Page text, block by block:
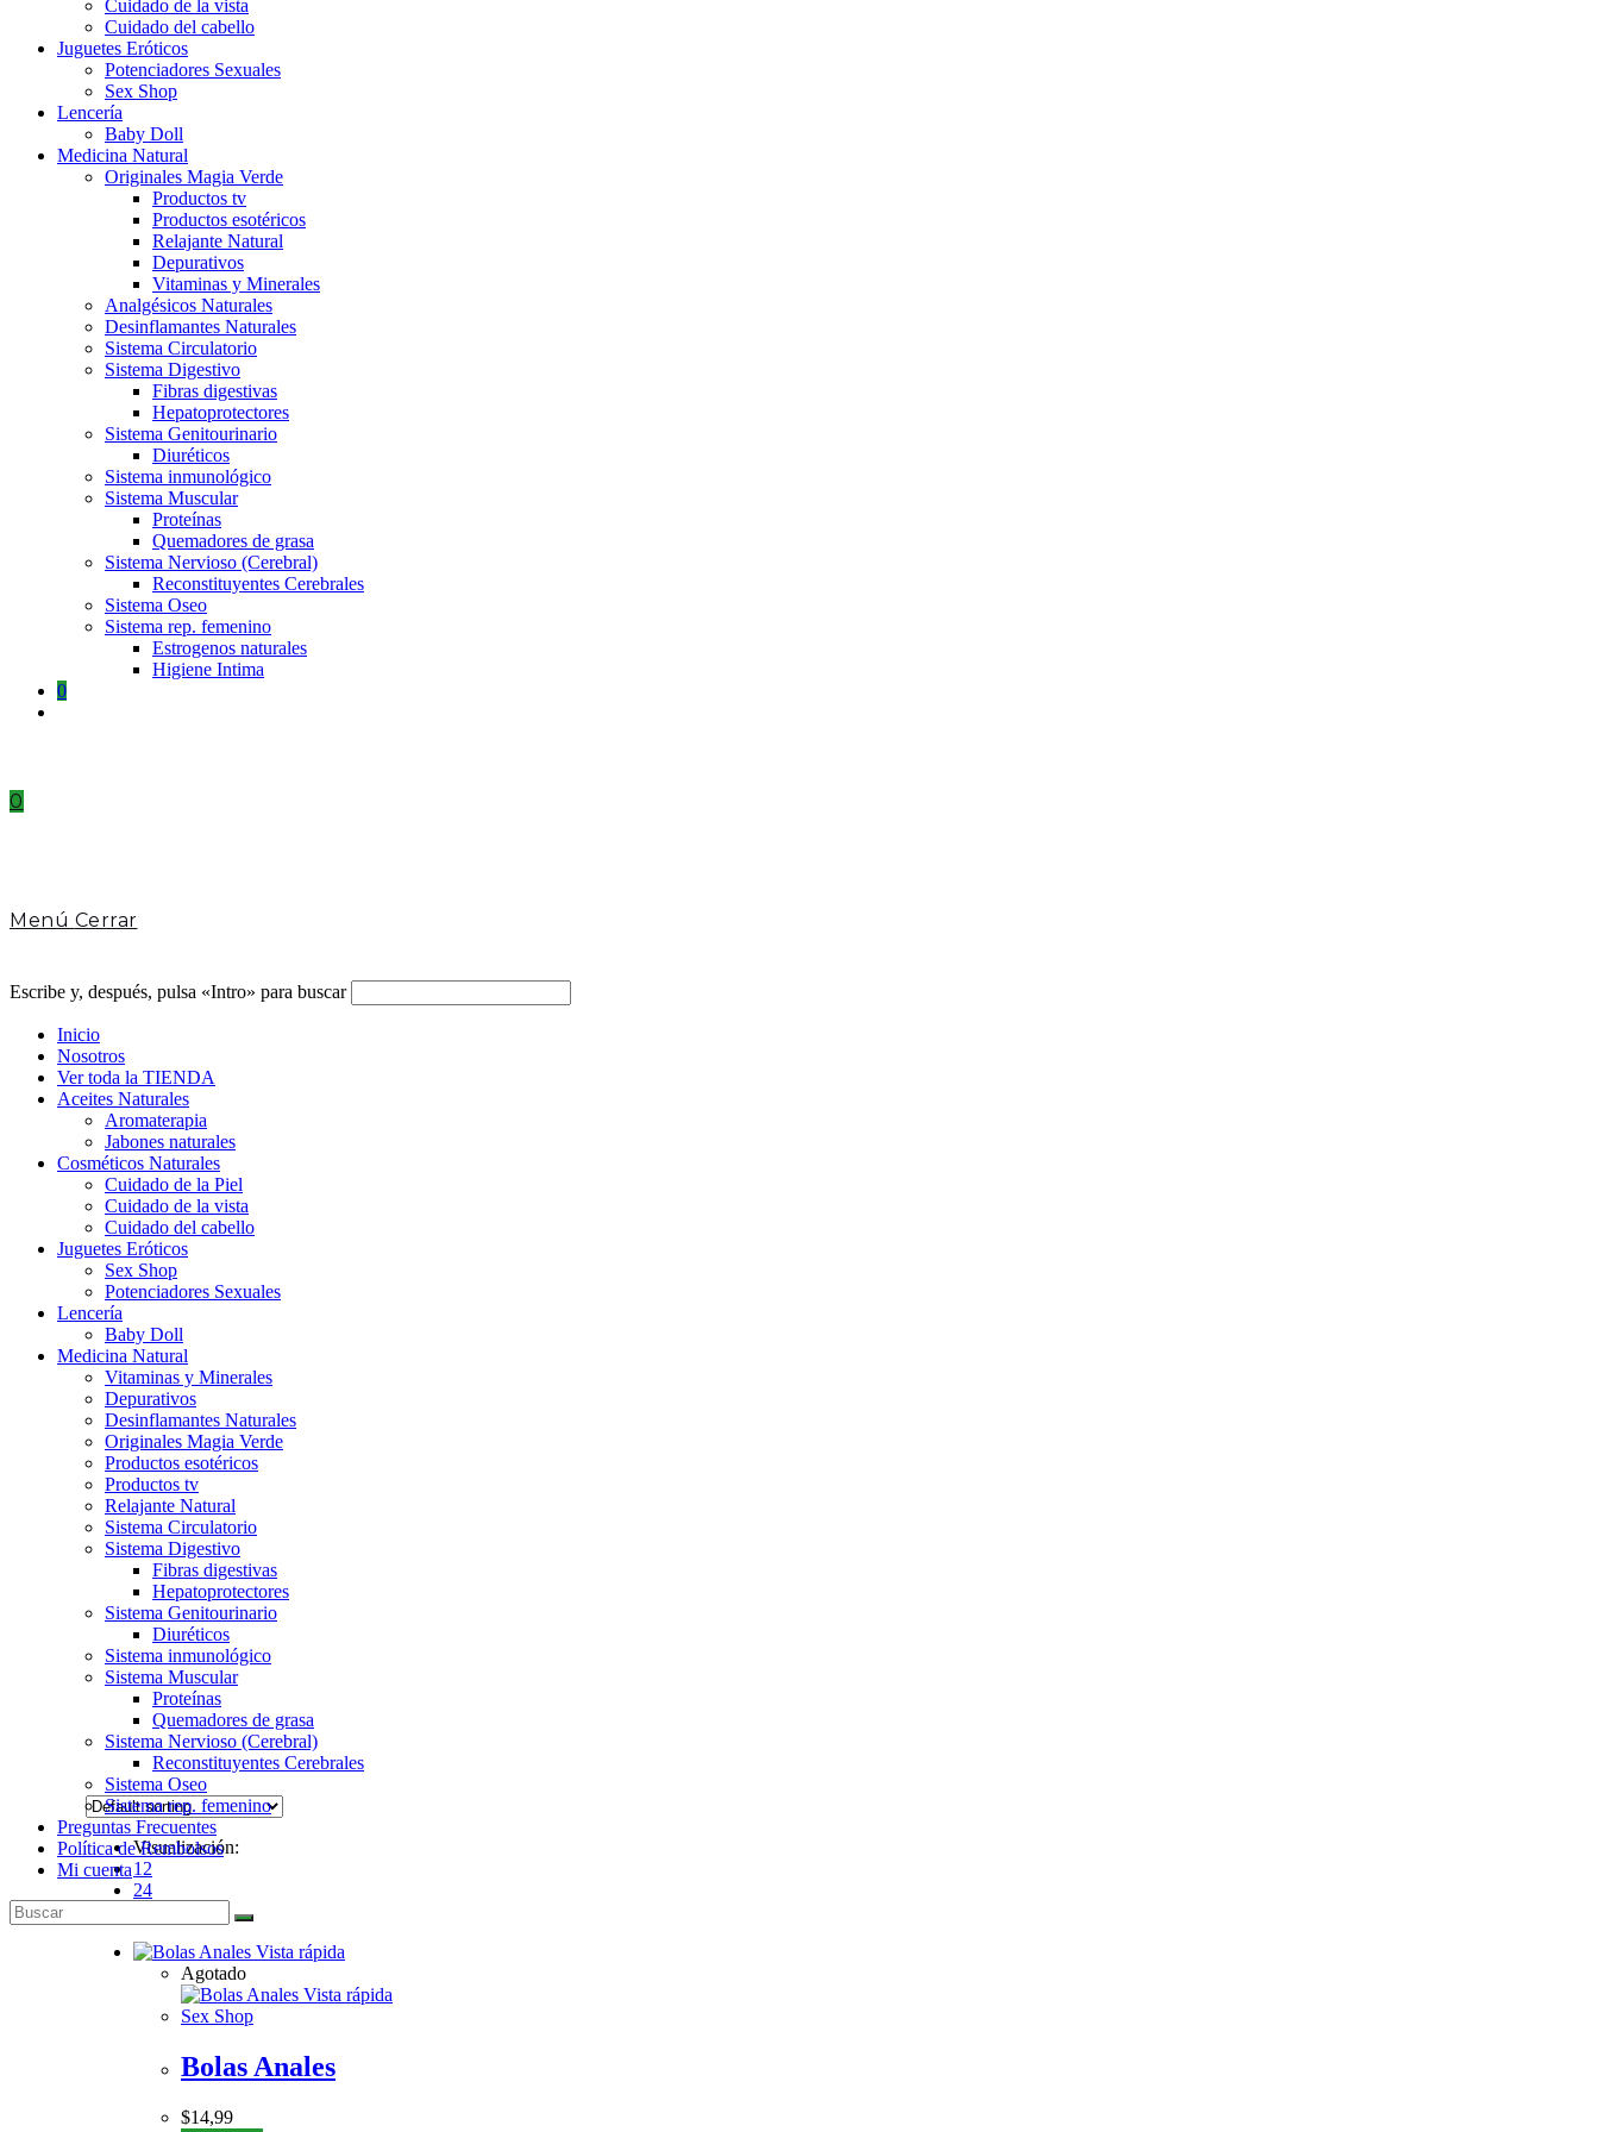
Cuidado de la vista
Cuidado del cabello
Juguetes Eróticos
Potenciadores Sexuales
Sex Shop
Lencería
Baby Doll
Medicina Natural
Originales Magia Verde
Productos tv
Productos esotéricos
Relajante Natural
Depurativos
Vitaminas y Minerales
Analgésicos Naturales
Desinflamantes Naturales
Sistema Circulatorio
Sistema Digestivo
Fibras digestivas
Hepatoprotectores
Sistema Genitourinario
Diuréticos
Sistema inmunológico
Sistema Muscular
Proteínas
Quemadores de grasa
Sistema Nervioso (Cerebral)
Reconstituyentes Cerebrales
Sistema Oseo
Sistema rep. femenino
Estrogenos naturales
Higiene Intima
0
0
Menú Cerrar
Escribe y, después, pulsa «Intro» para buscar
Inicio
Nosotros
Ver toda la TIENDA
Aceites Naturales
Aromaterapia
Jabones naturales
Cosméticos Naturales
Cuidado de la Piel
Cuidado de la vista
Cuidado del cabello
Juguetes Eróticos
Sex Shop
Potenciadores Sexuales
Lencería
Baby Doll
Medicina Natural
Vitaminas y Minerales
Depurativos
Desinflamantes Naturales
Originales Magia Verde
Productos esotéricos
Productos tv
Relajante Natural
Sistema Circulatorio
Sistema Digestivo
Fibras digestivas
Hepatoprotectores
Sistema Genitourinario
Diuréticos
Sistema inmunológico
Sistema Muscular
Proteínas
Quemadores de grasa
Sistema Nervioso (Cerebral)
Reconstituyentes Cerebrales
Sistema Oseo
Sistema rep. femenino
Preguntas Frecuentes
Política de Rembolsos
Mi cuenta
Visualización:
12
24
Vista rápida
Agotado
Vista rápida
Sex Shop
Bolas Anales
$14,99